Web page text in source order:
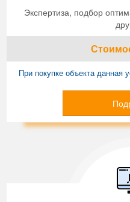
Экспертиза, подбор
При покупке объекта данная